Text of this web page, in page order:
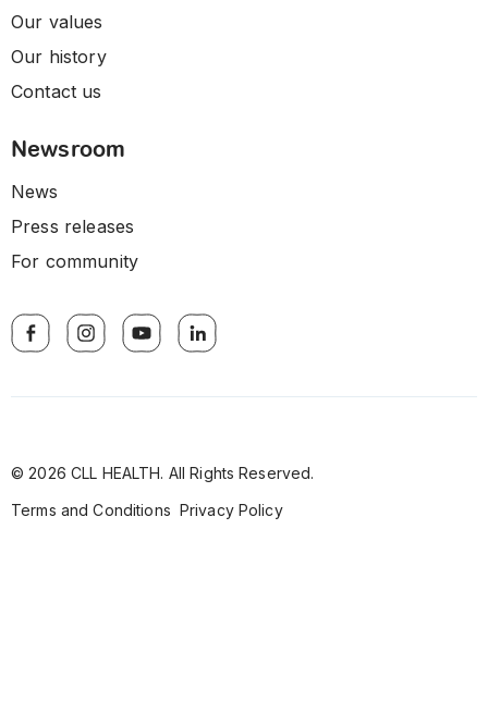
Our values
Our history
Contact us
Newsroom
News
Press releases
For community
© 2026 CLL HEALTH. All Rights Reserved.
Terms and Conditions Privacy Policy